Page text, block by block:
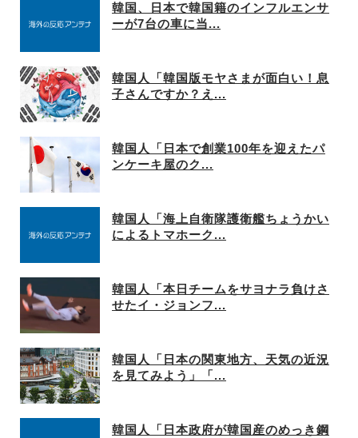
韓国、日本で韓国籍のインフルエンサ
ーが7台の車に当...
韓国人「韓国版モヤさまが面白い！息
子さんですか？え...
韓国人「日本で創業100年を迎えたパ
ンケーキ屋のク...
韓国人「海上自衛隊護衛艦ちょうかい
によるトマホーク...
韓国人「本日チームをサヨナラ負けさ
せたイ・ジョンフ...
韓国人「日本の関東地方、天気の近況
を見てみよう」「...
韓国人「日本政府が韓国産のめっき鋼